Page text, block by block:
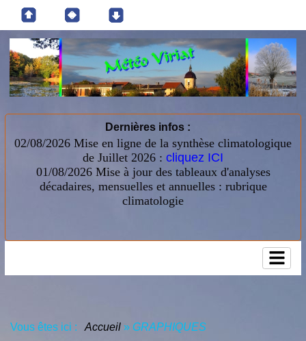
Dernières infos :
02/08/2026 Mise en ligne de la synthèse climatologique
de Juillet 2026 : cliquez ICI
01/08/2026 Mise à jour des tableaux d'analyses
décadaires, mensuelles et annuelles : rubrique
climatologie
Vous êtes ici : Accueil » GRAPHIQUES